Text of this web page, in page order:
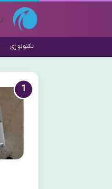
تکنولوژی